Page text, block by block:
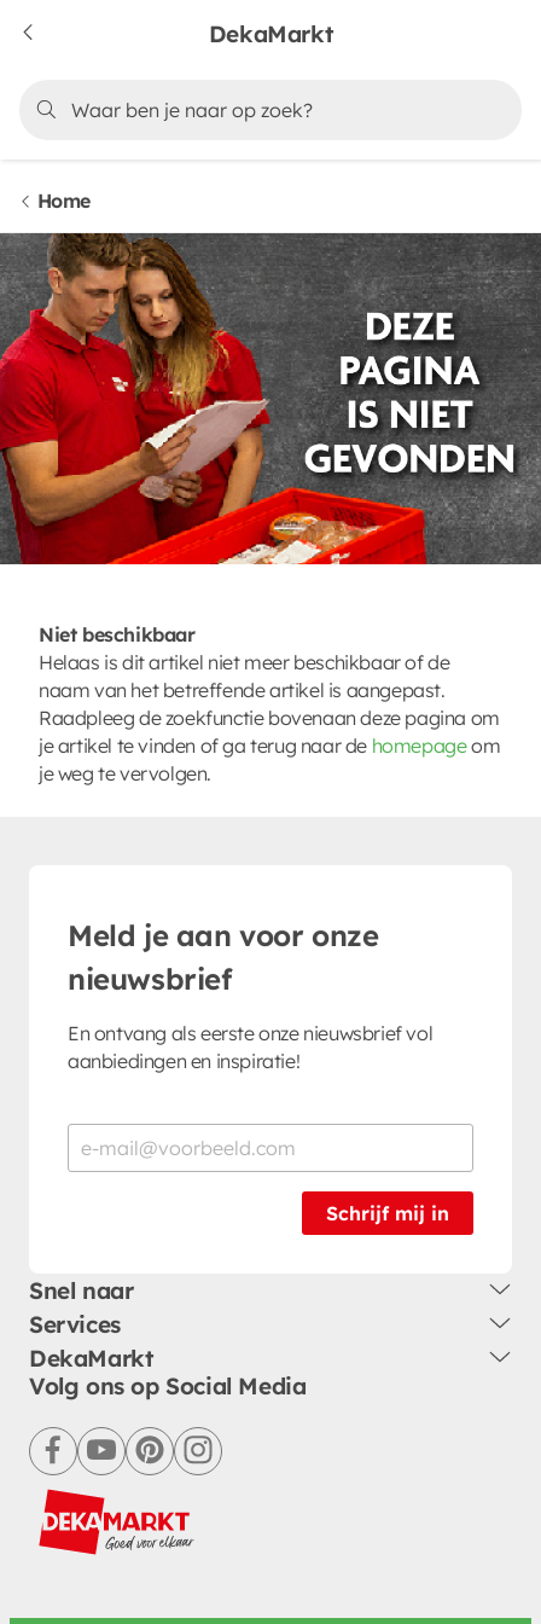
DekaMarkt
Home
Niet beschikbaar
Helaas is dit artikel niet meer beschikbaar of de
naam van het betreffende artikel is aangepast.
Raadpleeg de zoekfunctie bovenaan deze pagina om
je artikel te vinden of ga terug naar de homepageom
je weg te vervolgen.
Meld je aan voor onze
nieuwsbrief
En ontvang als eerste onze nieuwsbrief vol
aanbiedingen en inspiratie!
Schrijf mij in
Snel naar
Services
DekaMarkt
Volg ons op Social Media
facebookyoutubepinterestinstagram